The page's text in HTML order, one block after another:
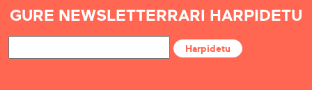
GURE NEWSLETTERRARI HARPIDETU
Harpidetu